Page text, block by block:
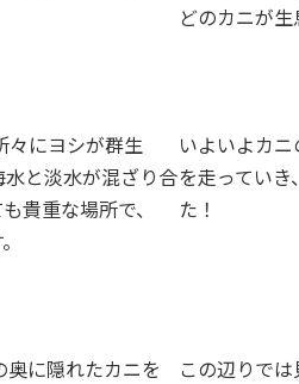
どのカニが生
々にヨシが群生
水と淡水が混ざり合
貴重な場所で、
いよいよカ
を走ってい
た！
に隠れたカニを
この辺りで